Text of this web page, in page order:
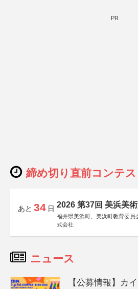
PR
締め切り直前コンテス
あと 34 日 2026 第37回 美浜美
福井県美浜町、美浜町教育委員
式会社
ニュース
【公募情報】カ